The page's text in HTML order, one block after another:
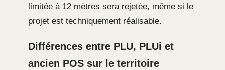
limitée à 12 mètres sera rejetée, même si le
projet est techniquement réalisable.
Différences entre PLU, PLUi et
ancien POS sur le territoire